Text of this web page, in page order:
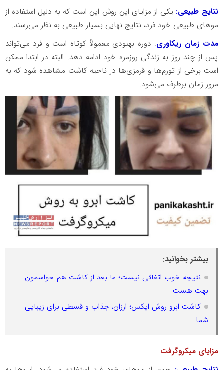
نتایج طبیعی: یکی از مزایای این روش این است که به دلیل استفاده از
موهای طبیعی خود فرد، نتایج نهایی بسیار طبیعی به نظر می‌رسند.
مدت زمان ریکاوری: دوره بهبودی معمولاً کوتاه است و فرد می‌تواند
پس از چند روز به زندگی روزمره خود ادامه دهد. البته در ابتدا ممکن
است برخی از تورم‌ها و قرمزی‌ها در ناحیه کاشت مشاهده شود که به
مرور زمان برطرف می‌شود.
بیشتر بخوانید:
نتیجه خوب اتفاقی نیست؛ ما بعد از کاشت هم حواسمون
بهت هست
کاشت ابرو روش ایکس؛ ارزان، جذاب و قسطی برای زیبایی
شما
مزایای میکروگرفت